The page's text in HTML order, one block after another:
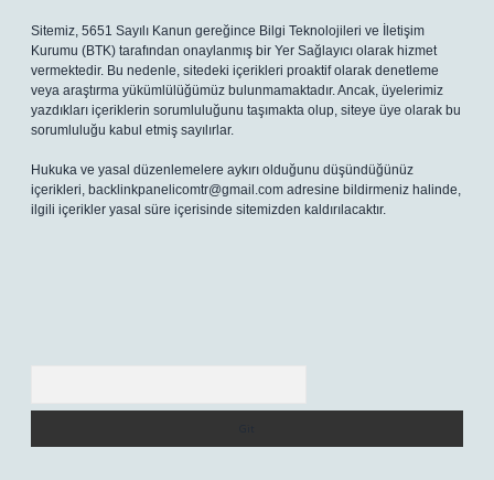
Sitemiz, 5651 Sayılı Kanun gereğince Bilgi Teknolojileri ve İletişim
Kurumu (BTK) tarafından onaylanmış bir Yer Sağlayıcı olarak hizmet
vermektedir. Bu nedenle, sitedeki içerikleri proaktif olarak denetleme
veya araştırma yükümlülüğümüz bulunmamaktadır. Ancak, üyelerimiz
yazdıkları içeriklerin sorumluluğunu taşımakta olup, siteye üye olarak bu
sorumluluğu kabul etmiş sayılırlar.
Hukuka ve yasal düzenlemelere aykırı olduğunu düşündüğünüz
içerikleri, backlinkpanelicomtr@gmail.com adresine bildirmeniz halinde,
ilgili içerikler yasal süre içerisinde sitemizden kaldırılacaktır.